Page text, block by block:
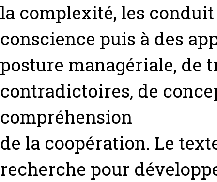
la complexité, les
conscience puis à des
posture managériale, de
contradictoires, de
compréhension
de la coopération. Le
recherche pour